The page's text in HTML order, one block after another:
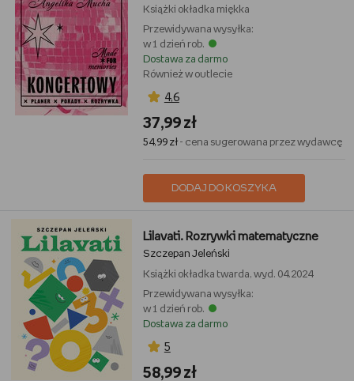
Książki okładka miękka
Przewidywana wysyłka:
w 1 dzień rob.
Dostawa za darmo
Również w outlecie
4,6
37,99 zł
54,99 zł- cena sugerowana przez wydawcę
DODAJ DO KOSZYKA
Lilavati. Rozrywki matematyczne
Szczepan Jeleński
Książki okładka twarda, wyd. 04.2024
Przewidywana wysyłka:
w 1 dzień rob.
Dostawa za darmo
5
58,99 zł